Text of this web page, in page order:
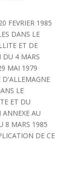
FEVRIER 1985
DANS LE
ET DE
DU 4 MARS
MAI 1979
D'ALLEMAGNE
LE
ET DU
AU
8 MARS 1985
DE CE